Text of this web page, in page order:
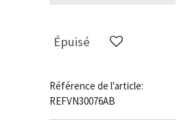
Épuisé
Référence de l'article:
REFVN30076AB